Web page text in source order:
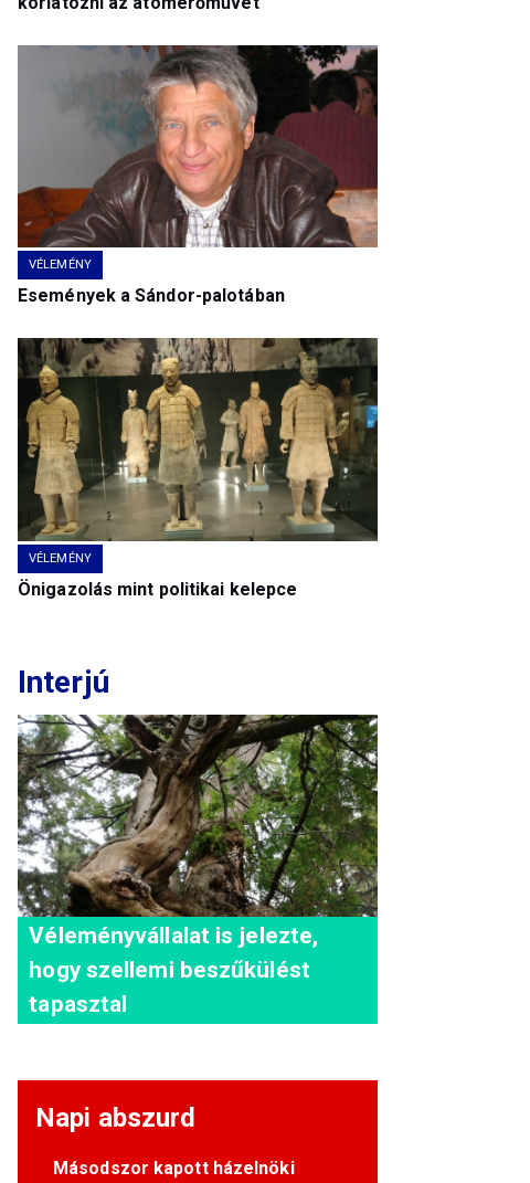
VÉLEMÉNY
Események a Sándor-palotában
VÉLEMÉNY
Önigazolás mint politikai kelepce
Interjú
Véleményvállalat is jelezte,
hogy szellemi beszűkülést
tapasztal
Napi abszurd
Másodszor kapott házelnöki